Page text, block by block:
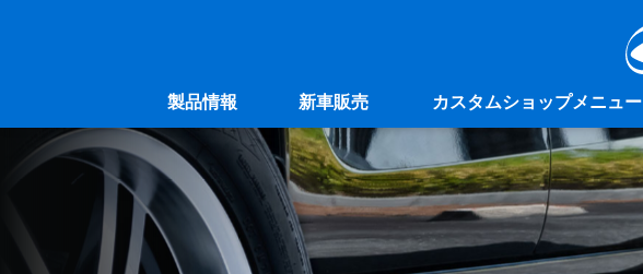
製品情報 新車販売 カスタムショップメニュー